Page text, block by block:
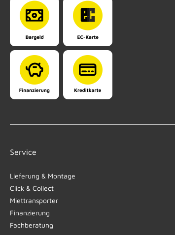
Service
Lieferung & Montage
Click & Collect
Miettransporter
Finanzierung
Fachberatung